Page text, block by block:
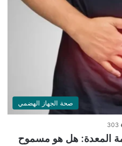
صحة الجهاز الهضمي
303
المعدة: هل هو مسموح